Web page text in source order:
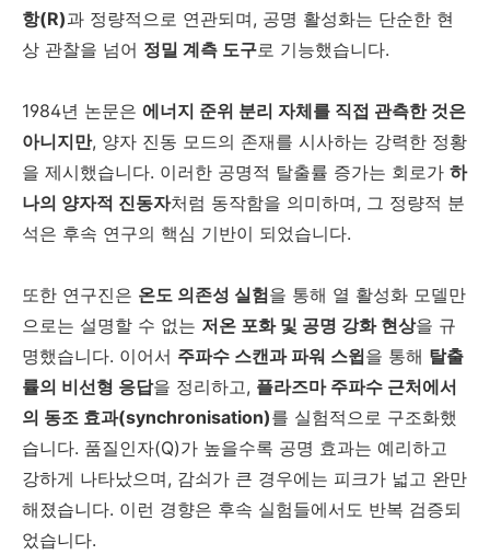
항(R)과 정량적으로 연관되며, 공명 활성화는 단순한 현
상 관찰을 넘어 정밀 계측 도구로 기능했습니다.
1984년 논문은 에너지 준위 분리 자체를 직접 관측한 것은
아니지만, 양자 진동 모드의 존재를 시사하는 강력한 정황
을 제시했습니다. 이러한 공명적 탈출률 증가는 회로가 하
나의 양자적 진동자처럼 동작함을 의미하며, 그 정량적 분
석은 후속 연구의 핵심 기반이 되었습니다.
또한 연구진은 온도 의존성 실험을 통해 열 활성화 모델만
으로는 설명할 수 없는 저온 포화 및 공명 강화 현상을 규
명했습니다. 이어서 주파수 스캔과 파워 스윕을 통해 탈출
률의 비선형 응답을 정리하고, 플라즈마 주파수 근처에서
의 동조 효과(synchronisation)를 실험적으로 구조화했
습니다. 품질인자(Q)가 높을수록 공명 효과는 예리하고
강하게 나타났으며, 감쇠가 큰 경우에는 피크가 넓고 완만
해졌습니다. 이런 경향은 후속 실험들에서도 반복 검증되
었습니다.